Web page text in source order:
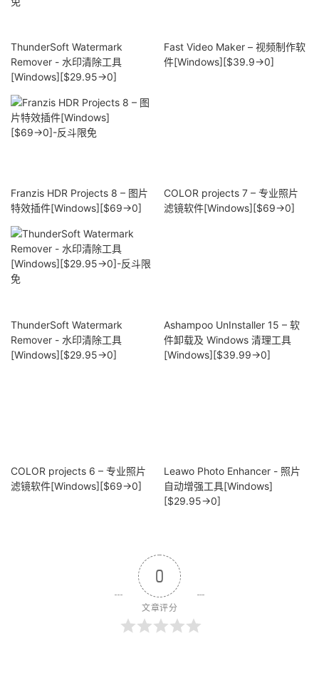
ThunderSoft Watermark
Remover - 水印清除工具
[Windows][$29.95→0]
Fast Video Maker – 视频制作软
件[Windows][$39.9→0]
Franzis HDR Projects 8 – 图片
特效插件[Windows][$69→0]
COLOR projects 7 – 专业照片
滤镜软件[Windows][$69→0]
ThunderSoft Watermark
Remover - 水印清除工具
[Windows][$29.95→0]
Ashampoo UnInstaller 15 – 软
件卸载及 Windows 清理工具
[Windows][$39.99→0]
COLOR projects 6 – 专业照片
滤镜软件[Windows][$69→0]
Leawo Photo Enhancer - 照片
自动增强工具[Windows]
[$29.95→0]
0
文章评分